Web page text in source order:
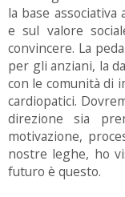
la base
e sul valore
convincere. La
per gli anziani, la
con le comunità di
cardiopatici.
direzione sia
motivazione,
nostre leghe, ho
futuro è questo.